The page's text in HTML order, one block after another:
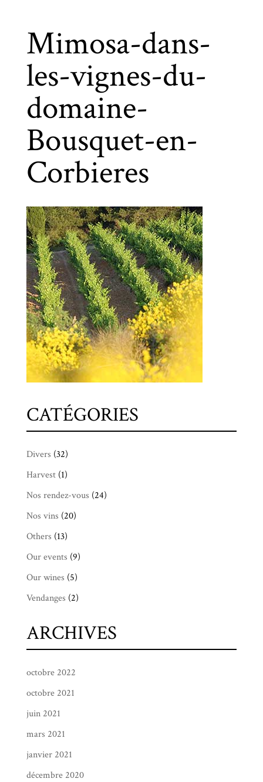
Mimosa-dans-
les-vignes-du-
domaine-
Bousquet-en-
Corbieres
CATÉGORIES
Divers (32)
Harvest(1)
Nos rendez-vous (24)
Nos vins (20)
Others (13)
Our events (9)
Our wines (5)
Vendanges (2)
ARCHIVES
octobre 2022
octobre 2021
juin 2021
mars 2021
janvier 2021
décembre 2020